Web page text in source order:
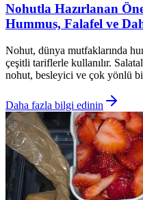
Nohutla Hazırlanan
Hummus, Falafel ve
Nohut, dünya mutfaklarında
çeşitli tariflerle kullanılır.
nohut, besleyici ve çok yönlü
Daha fazla bilgi edinin